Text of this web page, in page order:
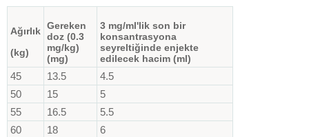
Ağırlık
(kg)
Gereken
doz (0.3
mg/kg)
(mg)
3 mg/ml'lik son bir
konsantrasyona
seyreltiğinde enjekte
edilecek hacim (ml)
45 13.5
4.5
50
15
5
55
16.5
5.5
60
18
6